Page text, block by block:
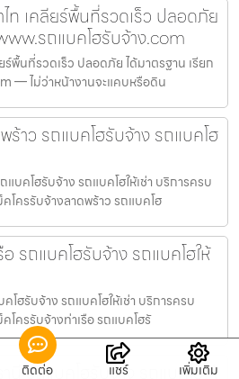
เคลียร์พื้นที่รวดเร็ว ปลอดภัย
รถแบคโฮรับจ้าง.com
พื้นที่รวดเร็ว ปลอดภัย ได้มาตรฐาน เรียก
— ไม่ว่าหน้างานจะแคบหรือดิน
ร้าว รถแบคโฮรับจ้าง รถแบคโฮ
บคโฮรับจ้าง รถแบคโฮให้เช่า บริการครบ
โครรับจ้างลาดพร้าว รถแบคโฮ
รถแบคโฮรับจ้าง รถแบคโฮให้
โฮรับจ้าง รถแบคโฮให้เช่า บริการครบ
โครรับจ้างท่าเรือ รถแบคโฮรั
นี รถแบคโฮรับจ้าง รถแบคโฮให้
ติดต่อ แชร์ เพิ่มเติม